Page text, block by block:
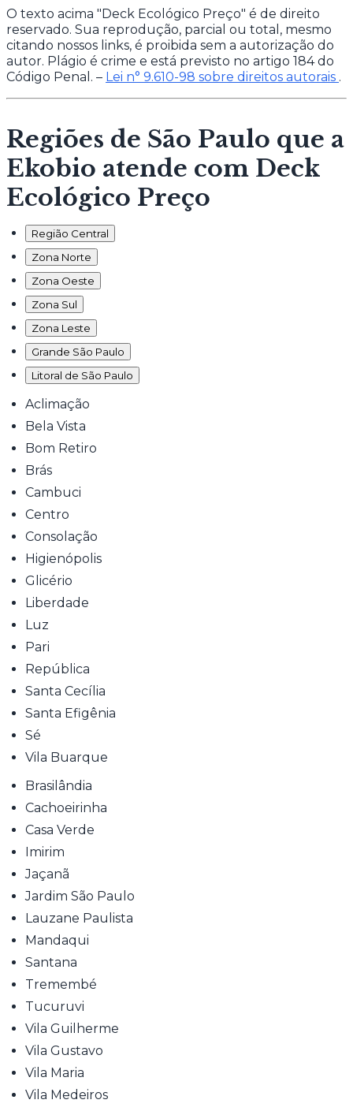
O texto acima "Deck Ecológico Preço" é de direito
reservado. Sua reprodução, parcial ou total, mesmo
citando nossos links, é proibida sem a autorização do
autor. Plágio é crime e está previsto no artigo 184 do
Código Penal. – Lei n° 9.610-98 sobre direitos autorais .
Regiões de São Paulo que a
Ekobio atende com Deck
Ecológico Preço
Região Central
Zona Norte
Zona Oeste
Zona Sul
Zona Leste
Grande São Paulo
Litoral de São Paulo
Aclimação
Bela Vista
Bom Retiro
Brás
Cambuci
Centro
Consolação
Higienópolis
Glicério
Liberdade
Luz
Pari
República
Santa Cecília
Santa Efigênia
Sé
Vila Buarque
Brasilândia
Cachoeirinha
Casa Verde
Imirim
Jaçanã
Jardim São Paulo
Lauzane Paulista
Mandaqui
Santana
Tremembé
Tucuruvi
Vila Guilherme
Vila Gustavo
Vila Maria
Vila Medeiros